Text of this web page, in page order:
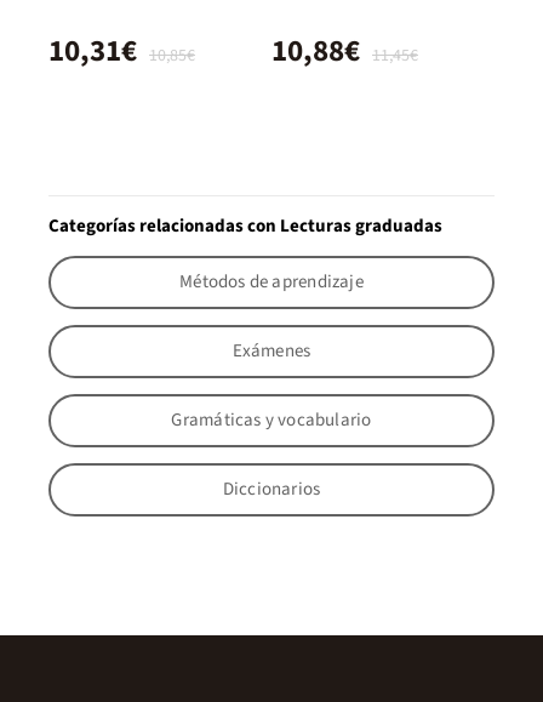
10,85€
10,31€ 11,45€
10,88€
Categorías relacionadas con Lecturas graduadas
Métodos de aprendizaje
Exámenes
Gramáticas y vocabulario
Diccionarios